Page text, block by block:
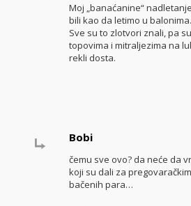
Moj „banaćanine“
bili kao da letimo u
Sve su to zlotvori znali, pa
topovima i mitraljezima na
rekli dosta.
Bobi
čemu sve ovo? da neće da
koji su dali za
bačenih para…